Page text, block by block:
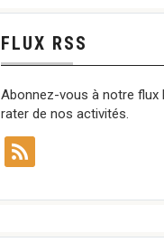
FLUX RSS
Abonnez-vous à notre flux
rater de nos activités.